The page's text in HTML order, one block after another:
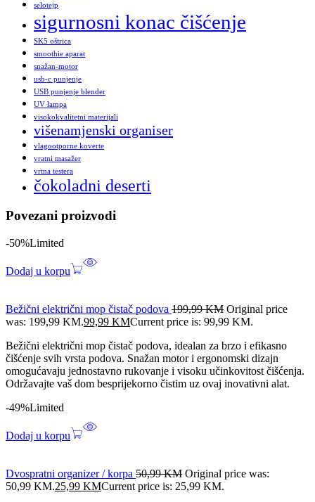
selotejp
sigurnosni konac čišćenje
SK5 oštrica
smoothie aparat
snažan-motor
usb-c punjenje
USB punjenje blender
UV lampa
visokokvalitetni materijali
višenamjenski organiser
vlagootporne koverte
vratni masažer
vrtna testera
čokoladni deserti
Povezani proizvodi
-50%Limited
Dodaj u korpu
Bežični električni mop čistač podova 199,99KM Original price
was: 199,99 KM.99,99 KMCurrent price is: 99,99 KM.
Bežični električni mop čistač podova, idealan za brzo i efikasno
čišćenje svih vrsta podova. Snažan motor i ergonomski dizajn
omogućavaju jednostavno rukovanje i visoku učinkovitost čišćenja.
Održavajte vaš dom besprijekorno čistim uz ovaj inovativni alat.
-49%Limited
Dodaj u korpu
Dvospratni organizer / korpa 50,99KM Original price was:
50,99 KM.25,99 KMCurrent price is: 25,99 KM.